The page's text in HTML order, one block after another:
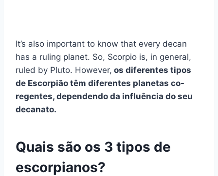
It’s also important to know that every decan
has a ruling planet. So, Scorpio is, in general,
ruled by Pluto. However, os diferentes tipos
de Escorpião têm diferentes planetas co-
regentes, dependendo da influência do seu
decanato.
Quais são os 3 tipos de
escorpianos?